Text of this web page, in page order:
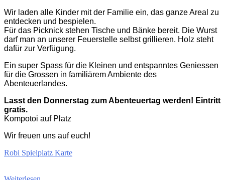
Wir laden alle Kinder mit der Familie ein, das ganze Areal zu
entdecken und bespielen.
Für das Picknick stehen Tische und Bänke bereit. Die Wurst
darf man an unserer Feuerstelle selbst grillieren. Holz steht
dafür zur Verfügung.
Ein super Spass für die Kleinen und entspanntes Geniessen
für die Grossen in familiärem Ambiente des
Abenteuerlandes.
Lasst den Donnerstag zum Abenteuertag werden! Eintritt
gratis.
Kompotoi auf Platz
Wir freuen uns auf euch!
Robi Spielplatz Karte